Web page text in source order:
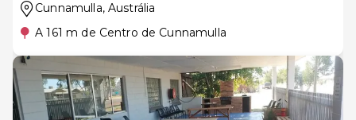
Cunnamulla, Austrália
A 161 m de Centro de Cunnamulla